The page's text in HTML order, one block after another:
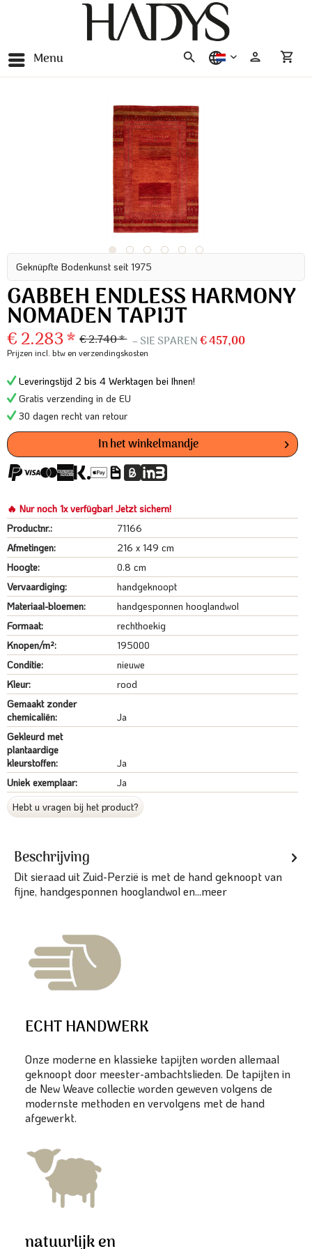
Menu nederlands
Geknüpfte Bodenkunst seit 1975
GABBEH ENDLESS HARMONY
NOMADEN TAPIJT
€ 2.283 * € 2.740 * – SIE SPAREN€ 457,00
Prijzen incl. btwen verzendingskosten
Leveringstijd 2 bis 4 Werktagen bei Ihnen!
Gratis verzending in de EU
30 dagen recht van retour
In het winkelmandje
🔥 Nur noch 1x verfügbar! Jetzt sichern!
Productnr.:
71166
Afmetingen:
216 x 149 cm
Hoogte:
0.8 cm
Vervaardiging:
handgeknoopt
Materiaal-bloemen:
handgesponnen hooglandwol
Formaat:
rechthoekig
Knopen/m²:
195000
Conditie:
nieuwe
Kleur:
rood
Gemaakt zonder
chemicaliën:
Ja
Gekleurd met
plantaardige
kleurstoffen:
Ja
Uniek exemplaar:
Ja
Hebt u vragen bij het product?
Beschrijving
Dit sieraad uit Zuid-Perzië is met de hand geknoopt van
fijne, handgesponnen hooglandwol en...meer
ECHT HANDWERK
Onze moderne en klassieke tapijten worden allemaal
geknoopt door meester-ambachtslieden. De tapijten in
de New Weave collectie worden geweven volgens de
modernste methoden en vervolgens met de hand
afgewerkt.
natuurlijk en